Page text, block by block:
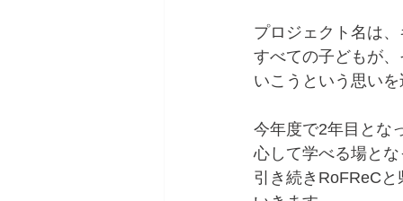
プロジェクト名は
すべての子どもが
いこうという思い
今年度で2年目とな
心して学べる場と
引き続きRoFReC